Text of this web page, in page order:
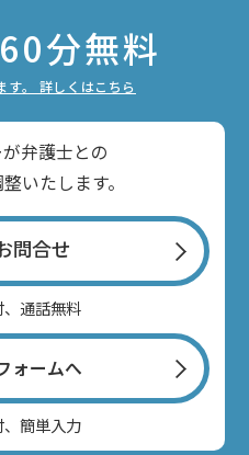
分無料
。 詳しくはこちら
弁護士との
いたします。
問合せ
通話無料
ォームへ
簡単入力